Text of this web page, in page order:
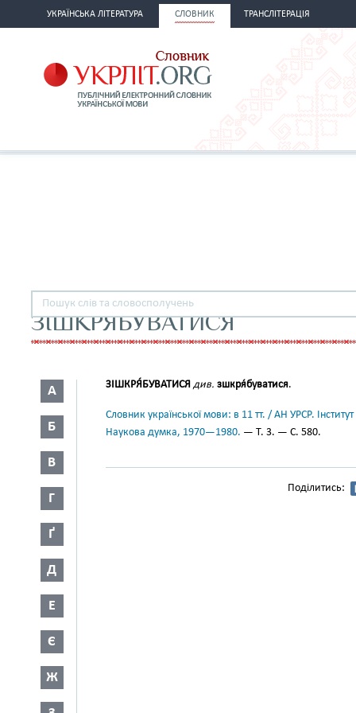
УКРАЇНСЬКА ЛІТЕРАТУРА СЛОВНИК ТРАНСЛІТЕРАЦІЯ
ЗІШКРЯБУВАТИСЯ
А
Б
В
Г
Ґ
Д
Е
Є
Ж
ЗІШКРЯ́БУВАТИСЯ див. зшкря́буватися.
Словник української мови: в 11 тт. / АН УРСР.
Наукова думка, 1970—1980. — Т. 3. — С. 580.
Поділитись: